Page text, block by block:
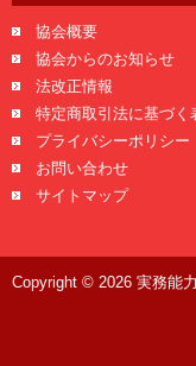
協会概要
協会からのお知らせ
法改正情報
特定商取引法に基づく
プライバシーポリシー
お問い合わせ
サイトマップ
Copyright © 2026 実務能